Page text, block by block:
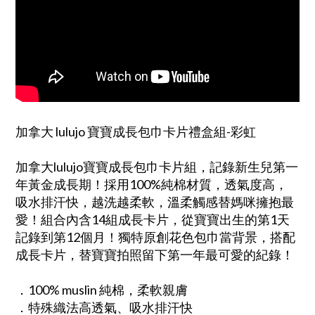
加拿大 lulujo 寶寶成長包巾卡片禮盒組-彩虹
加拿大lulujo寶寶成長包巾卡片組，記錄新生兒第一
年黃金成長期！採用100%純棉材質，透氣度高，
吸水排汗快，越洗越柔軟，溫柔觸感替媽咪擁抱最
愛！組合內含14組成長卡片，從寶寶出生的第1天
記錄到第12個月！獨特原創花色包巾當背景，搭配
成長卡片，替寶寶拍照留下第一年最可愛的紀錄！
．100% muslin 純棉，柔軟親膚
．特殊織法高透氣、吸水排汗快